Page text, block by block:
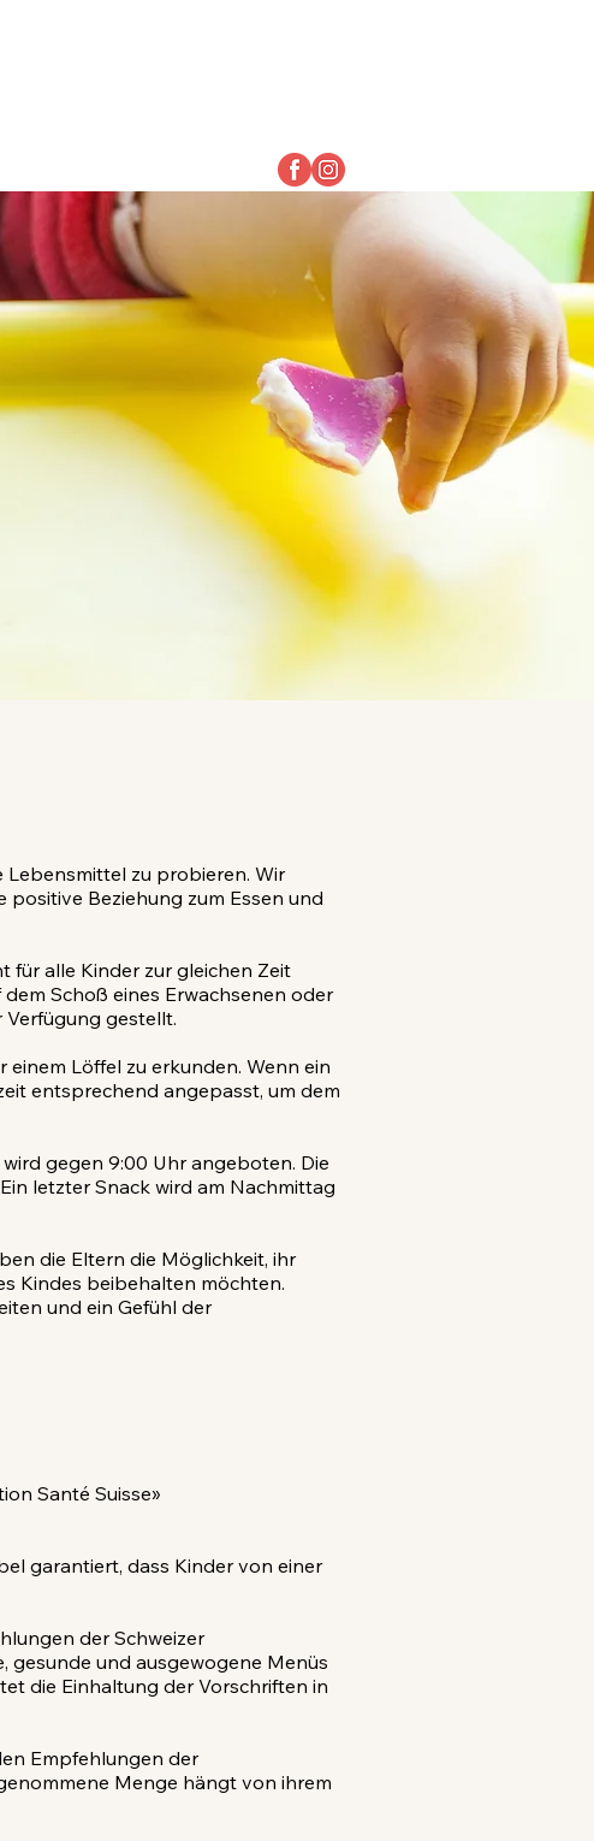
Lebensmittel zu probieren. Wir
positive Beziehung zum Essen und
für alle Kinder zur gleichen Zeit
Schoß eines Erwachsenen oder
Verfügung gestellt.
Löffel zu erkunden. Wenn ein
entsprechend angepasst, um dem
gegen 9:00 Uhr angeboten. Die
letzter Snack wird am Nachmittag
die Eltern die Möglichkeit, ihr
Kindes beibehalten möchten.
und ein Gefühl der
Santé Suisse»
garantiert, dass Kinder von einer
der Schweizer
gesunde und ausgewogene Menüs
die Einhaltung der Vorschriften in
Empfehlungen der
Menge hängt von ihrem